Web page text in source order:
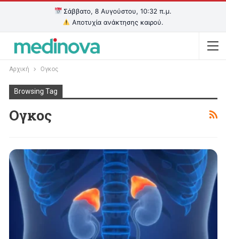
Σάββατο, 8 Αυγούστου, 10:32 π.μ.
Αποτυχία ανάκτησης καιρού.
Αρχική Ογκος
Browsing Tag
Ογκος